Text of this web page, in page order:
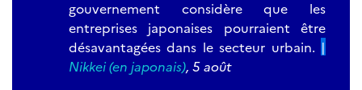
gouvernement considère que les
entreprises japonaises pourraient être
désavantagées dans le secteur urbain. |
Nikkei (en japonais), 5 août